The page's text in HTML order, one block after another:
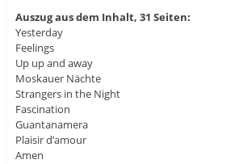
Auszug aus dem Inhalt, 31 Seiten:
Yesterday
Feelings
Up up and away
Moskauer Nächte
Strangers in the Night
Fascination
Guantanamera
Plaisir d’amour
Amen